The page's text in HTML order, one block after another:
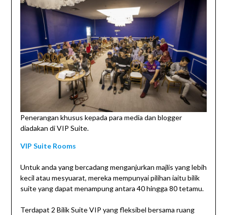
Penerangan khusus kepada para media dan blogger
diadakan di VIP Suite.
VIP Suite Rooms
Untuk anda yang bercadang menganjurkan majlis yang lebih
kecil atau mesyuarat, mereka mempunyai pilihan iaitu bilik
suite yang dapat menampung antara 40 hingga 80 tetamu.
Terdapat 2 Bilik Suite VIP yang fleksibel bersama ruang